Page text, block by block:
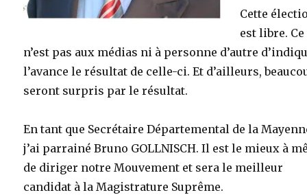
Cette
est libre. Ce
n’est pas aux médias ni à personne d’autre
l’avance le résultat de celle-ci. Et d’ailleurs,
seront surpris par le résultat.
En tant que Secrétaire Départemental de la
j’ai parrainé Bruno GOLLNISCH. Il est le mieux à
de diriger notre Mouvement et sera le meilleur
candidat à la Magistrature Suprême.